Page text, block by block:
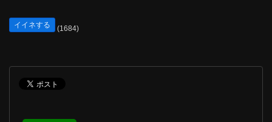
イイネする (1684)